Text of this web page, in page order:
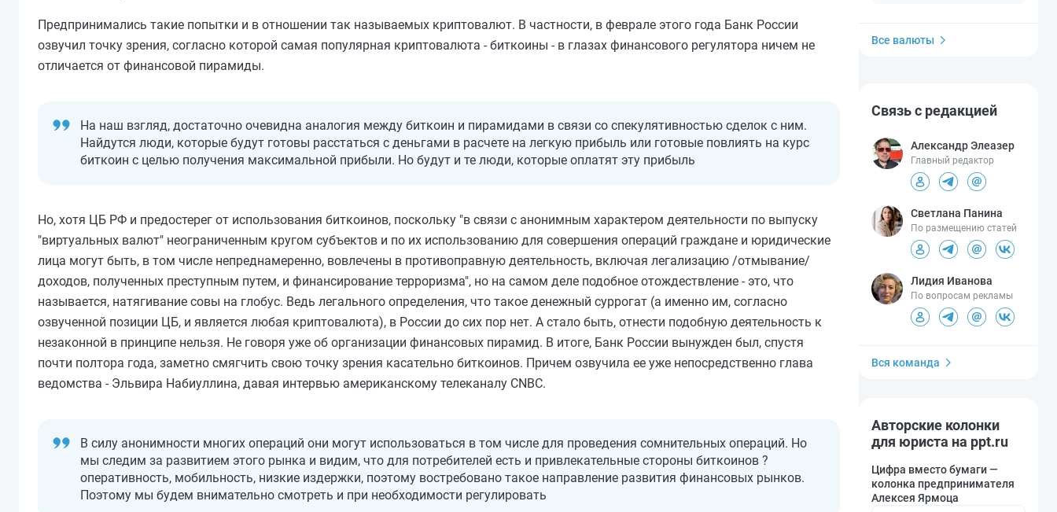
Предпринимались такие попытки и в отношении так называемых криптовалют. В частности, в феврале этого года Банк России
озвучил точку зрения, согласно которой самая популярная криптовалюта - биткоины - в глазах финансового регулятора ничем не
отличается от финансовой пирамиды.
На наш взгляд, достаточно очевидна аналогия между биткоин и пирамидами в связи со спекулятивностью сделок с ним.
Найдутся люди, которые будут готовы расстаться с деньгами в расчете на легкую прибыль или готовые повлиять на курс
биткоин с целью получения максимальной прибыли. Но будут и те люди, которые оплатят эту прибыль
Но, хотя ЦБ РФ и предостерег от использования биткоинов, поскольку "в связи с анонимным характером деятельности по выпуску
"виртуальных валют" неограниченным кругом субъектов и по их использованию для совершения операций граждане и юридические
лица могут быть, в том числе непреднамеренно, вовлечены в противоправную деятельность, включая легализацию /отмывание/
доходов, полученных преступным путем, и финансирование терроризма", но на самом деле подобное отождествление - это, что
называется, натягивание совы на глобус. Ведь легального определения, что такое денежный суррогат (а именно им, согласно
озвученной позиции ЦБ, и является любая криптовалюта), в России до сих пор нет. А стало быть, отнести подобную деятельность к
незаконной в принципе нельзя. Не говоря уже об организации финансовых пирамид. В итоге, Банк России вынужден был, спустя
почти полтора года, заметно смягчить свою точку зрения касательно биткоинов. Причем озвучила ее уже непосредственно глава
ведомства - Эльвира Набиуллина, давая интервью американскому телеканалу CNBC.
В силу анонимности многих операций они могут использоваться в том числе для проведения сомнительных операций. Но
мы следим за развитием этого рынка и видим, что для потребителей есть и привлекательные стороны биткоинов ?
оперативность, мобильность, низкие издержки, поэтому востребовано такое направление развития финансовых рынков.
Поэтому мы будем внимательно смотреть и при необходимости регулировать
Все валюты
Связь с редакцией
Александр Элеазер
Главный редактор
Светлана Панина
По размещению статей
Лидия Иванова
По вопросам рекламы
Вся команда
Авторские колонки
для юриста на ppt.ru
Цифра вместо бумаги —
колонка предпринимателя
Алексея Ярмоца